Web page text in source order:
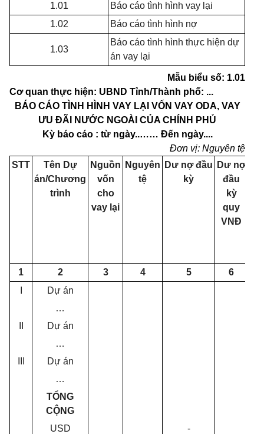
1.01
Báo cáo tình hình vay lại
1.02
Báo cáo tình hình nợ
1.03
Báo cáo tình hình thực hiện dự
án vay lại
Mẫu biểu số: 1.01
Cơ quan thực hiện: UBND Tỉnh/Thành phố: ...
BÁO CÁO TÌNH HÌNH VAY LẠI VỐN VAY ODA, VAY
ƯU ĐÃI NƯỚC NGOÀI CỦA CHÍNH PHỦ
Kỳ báo cáo : từ ngày..…… Đến ngày....
Đơn vị: Nguyên tệ
STT
Tên Dự
án/Chương
trình
Nguồn
vốn
cho
vay lại
Nguyên
tệ
Dư nợđầu
kỳ
Dư nợ
đầu
kỳ
quy
VNĐ
1 2 3 4 5 6
Dự án
…
Dựán
…
Dự án
…
TỔNG
CỘNG
USD
-